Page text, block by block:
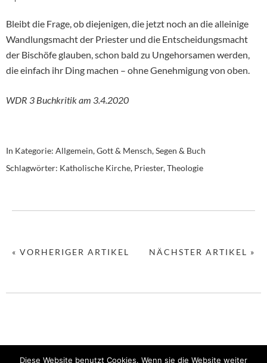
Bleibt die Frage, ob diejenigen, die jetzt noch an die alleinige
Wandlungsmacht der Priester und die Entscheidungsmacht
der Bischöfe glauben, schon bald zu Ungehorsamen werden,
die einfach ihr Ding machen – ohne Genehmigung von oben.
WDR 3 Buchkritik am 3.4.2020
In Kategorie: Allgemein,Gott & Mensch,Segen & Buch
Schlagwörter: Katholische Kirche, Priester,Theologie
NÄCHSTER ARTIKEL »
« VORHERIGER ARTIKEL
©2020 Christoph Fleischmann
Diese Website benutzt Cookies. Wenn sie die Website weiter